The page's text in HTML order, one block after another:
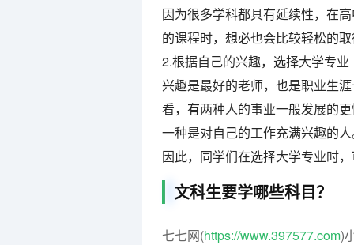
因为很多学科都具有延续性，在
的课程时，想必也会比较轻松的
2.根据自己的兴趣，选择大学专业
兴趣是最好的老师，也是职业生
看，有两种人的事业一般发展的
一种是对自己的工作充满兴趣的
因此，同学们在选择大学专业时
文科生要学哪些科目？
七七网(https://www.397577.com)